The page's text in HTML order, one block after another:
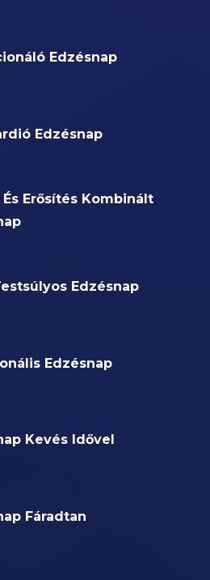
Edzésnap
Edzésnap
Erősítés Kombinált
Edzésnap
Edzésnap
Kevés Idővel
Fáradtan